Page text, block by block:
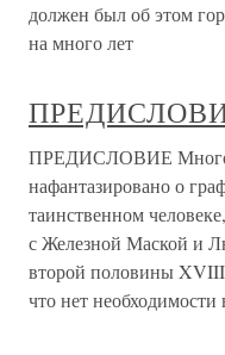
должен был об этом
на много лет
ПРЕДИСЛОВИЕ Много
нафантазировано о
таинственном
с Железной Маской и
второй половины
что нет